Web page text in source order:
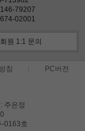
79207
02001
원 1:1 문의
침 PC버전
주은정
-0163호